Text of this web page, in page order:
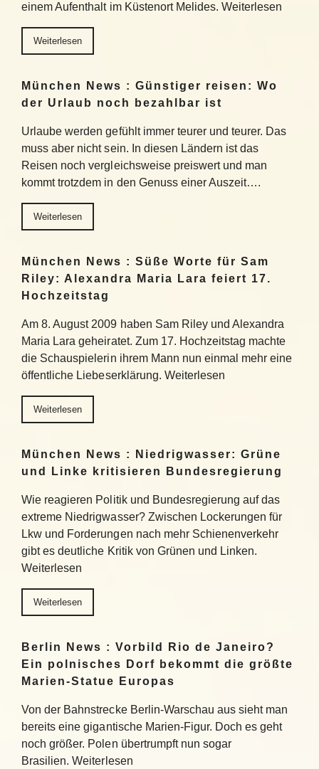
einem Aufenthalt im Küstenort Melides. Weiterlesen
Weiterlesen
München News : Günstiger reisen: Wo
der Urlaub noch bezahlbar ist
Urlaube werden gefühlt immer teurer und teurer. Das
muss aber nicht sein. In diesen Ländern ist das
Reisen noch vergleichsweise preiswert und man
kommt trotzdem in den Genuss einer Auszeit….
Weiterlesen
München News : Süße Worte für Sam
Riley: Alexandra Maria Lara feiert 17.
Hochzeitstag
Am 8. August 2009 haben Sam Riley und Alexandra
Maria Lara geheiratet. Zum 17. Hochzeitstag machte
die Schauspielerin ihrem Mann nun einmal mehr eine
öffentliche Liebeserklärung. Weiterlesen
Weiterlesen
München News : Niedrigwasser: Grüne
und Linke kritisieren Bundesregierung
Wie reagieren Politik und Bundesregierung auf das
extreme Niedrigwasser? Zwischen Lockerungen für
Lkw und Forderungen nach mehr Schienenverkehr
gibt es deutliche Kritik von Grünen und Linken.
Weiterlesen
Weiterlesen
Berlin News : Vorbild Rio de Janeiro?
Ein polnisches Dorf bekommt die größte
Marien-Statue Europas
Von der Bahnstrecke Berlin-Warschau aus sieht man
bereits eine gigantische Marien-Figur. Doch es geht
noch größer. Polen übertrumpft nun sogar
Brasilien. Weiterlesen